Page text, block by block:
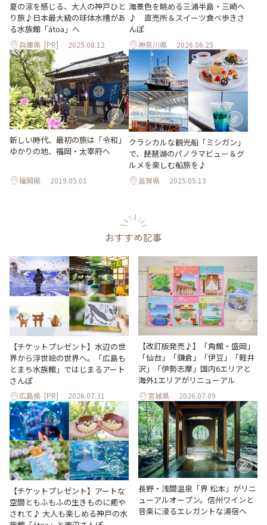
夏の涼を感じる、大人の神戸ひと
り旅♪日本最大級の球体水槽があ
る水族館「átoa」へ
兵庫県 [PR] 2025.08.12
海景色を眺める三浦半島・三崎へ
♪ 直売所＆スイーツ食べ歩きさ
んぽ
神奈川県 2026.06.25
新しい時代、最初の旅は「令和」
ゆかりの地、福岡・太宰府へ
福岡県 2019.05.01
クラシカルな観光船「ミシガン」
で、琵琶湖のパノラマビュー＆グ
ルメを楽しむ船旅を♪
滋賀県 2025.05.13
おすすめ記事
【チケットプレゼント】水辺の世
界から浮世絵の世界へ。「広島も
とまち水族館」ではじまるアート
さんぽ
広島県 [PR] 2026.07.31
【改訂版発売♪】「角館・盛岡」
「仙台」「鎌倉」「伊豆」「軽井
沢」「伊勢志摩」国内6エリアと
海外1エリアがリニューアル
宮城県 2026.07.09
【チケットプレゼント】アートな
空間ともふもふの生きものに癒や
されて♪ 大人も楽しめる神戸の水
長野・浅間温泉「界 松本」がリニ
ューアルオープン。信州ワインと
音楽に浸るエレガントな湯宿へ